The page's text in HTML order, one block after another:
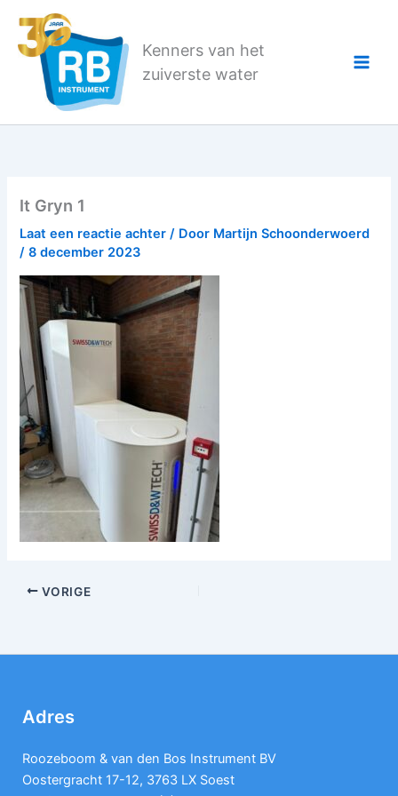
naar
Kenners van het
zuiverste water
It Gryn 1
Laat een reactie achter / Door Martijn Schoonderwoerd
/8 december 2023
VORIGE
Adres
Roozeboom & van den Bos Instrument BV
Oostergracht 17-12, 3763 LX Soest